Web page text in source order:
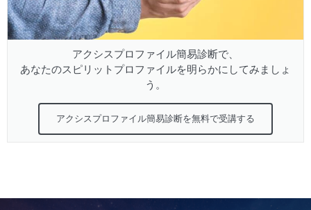
アクシスプロファイル簡易診断で、
あなたのスピリットプロファイルを明らかにしてみましょ
う。
アクシスプロファイル簡易診断を無料で受講する